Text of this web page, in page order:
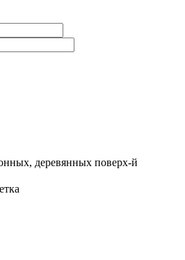
деревянных поверх-й